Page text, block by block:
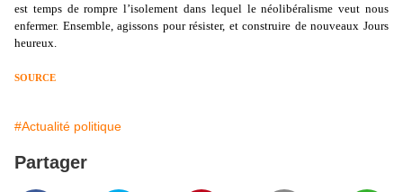
est temps de rompre l’isolement dans lequel le néolibéralisme veut nous
enfermer. Ensemble, agissons pour résister, et construire de nouveaux Jours
heureux.
SOURCE
#Actualité politique
Partager